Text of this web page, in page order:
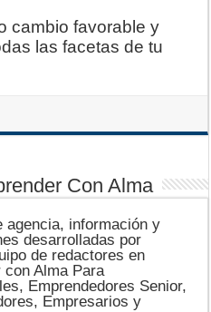
cambio favorable y
las facetas de tu
Con Alma
agencia, información y
desarrolladas por
de redactores en
con Alma Para
Emprendedores Senior,
Empresarios y